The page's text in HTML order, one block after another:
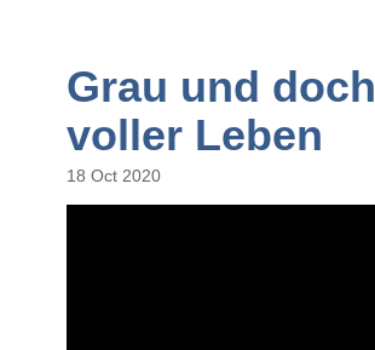
Grau und doch
voller Leben
18 Oct 2020